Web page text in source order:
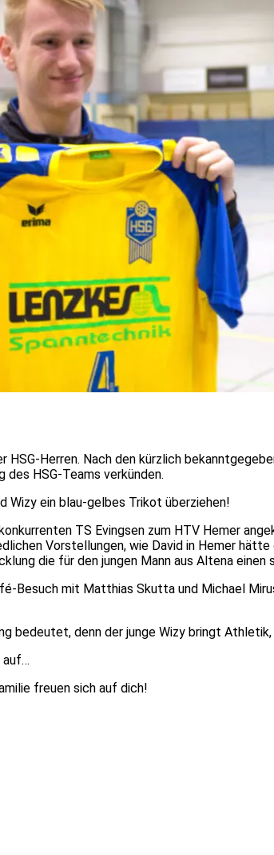
Herren. Nach den kürzlich
des HSG-Teams verkünden.
Wizy ein blau-gelbes Trikot überziehen!
TS Evingsen zum HTV Hemer
Vorstellungen, wie David in Hemer
die für den jungen Mann aus Altena
Besuch mit Matthias Skutta und Michael
bedeutet, denn der junge Wizy bringt
auf…
freuen sich auf dich!